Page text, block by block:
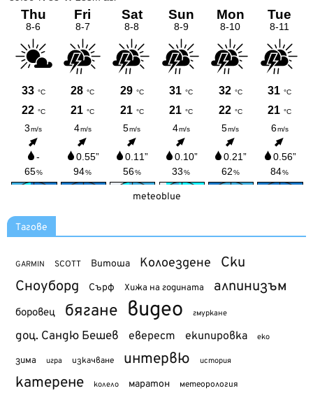
meteoblue
Тагове
GARMIN SCOTT Витоша Колоездене Ски
Сноуборд Сърф Хижа на годината алпинизъм
боровец бягане видео гмуркане
доц. Сандю Бешев еверест екипировка еко
зима игра изкачване интервю история
катерене колело маратон метеорология